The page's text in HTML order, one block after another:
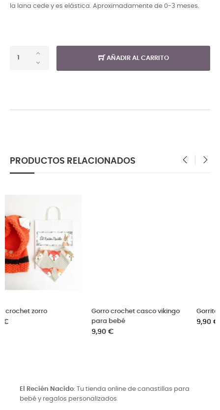
la lana cede y es elástica. Aproximadamente de 0-3 meses.
AÑADIR AL CARRITO
PRODUCTOS RELACIONADOS
Gorro crochet casco vikingo
Gorrito bebé duende a rayas
Precio
9,90 €
El Recién Nacido: Tu tienda online de canastillas para
bebé y regalos personalizados